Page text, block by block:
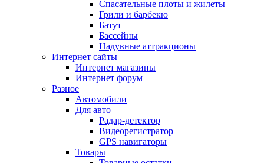
Спасательные плоты и жилеты
Грили и барбекю
Батут
Бассейны
Надувные аттракционы
Интернет сайты
Интернет магазины
Интернет форум
Разное
Автомобили
Для авто
Радар-детектор
Видеорегистратор
GPS навигаторы
Товары